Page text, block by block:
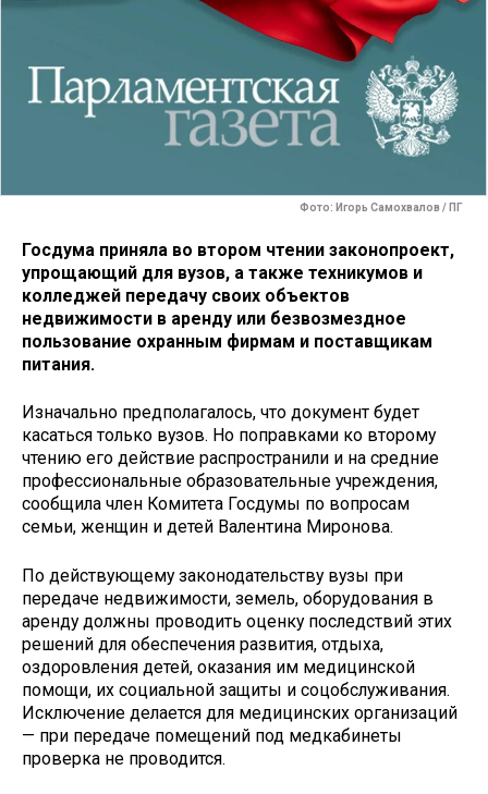
Фото: Игорь Самохвалов / ПГ
Госдума приняла во втором чтении законопроект,
упрощающий для вузов, а также техникумов и
колледжей передачу своих объектов
недвижимости в аренду или безвозмездное
пользование охранным фирмам и поставщикам
питания.
Изначально предполагалось, что документ будет
касаться только вузов. Но поправками ко второму
чтению его действие распространили и на средние
профессиональные образовательные учреждения,
сообщила член Комитета Госдумы по вопросам
семьи, женщин и детей Валентина Миронова.
По действующему законодательству вузы при
передаче недвижимости, земель, оборудования в
аренду должны проводить оценку последствий этих
решений для обеспечения развития, отдыха,
оздоровления детей, оказания им медицинской
помощи, их социальной защиты и соцобслуживания.
Исключение делается для медицинских организаций
— при передаче помещений под медкабинеты
проверка не проводится.